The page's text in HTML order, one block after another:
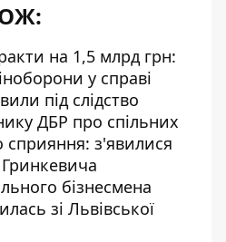
на 1,5 млрд грн:
у справі
під слідство
ДБР про спільних
сприяння: з'явилися
Гринкевича
бізнесмена
зі Львівської